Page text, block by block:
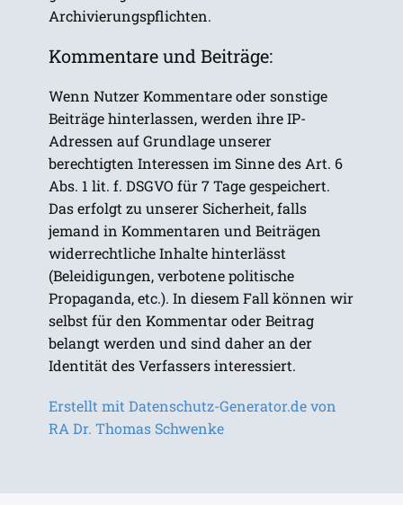
Archivierungspflichten.
Kommentare und Beiträge:
Wenn Nutzer Kommentare oder sonstige
Beiträge hinterlassen, werden ihre IP-
Adressen auf Grundlage unserer
berechtigten Interessen im Sinne des Art. 6
Abs. 1 lit. f. DSGVO für 7 Tage gespeichert.
Das erfolgt zu unserer Sicherheit, falls
jemand in Kommentaren und Beiträgen
widerrechtliche Inhalte hinterlässt
(Beleidigungen, verbotene politische
Propaganda, etc.). In diesem Fall können wir
selbst für den Kommentar oder Beitrag
belangt werden und sind daher an der
Identität des Verfassers interessiert.
Erstellt mit Datenschutz-Generator.de von
RA Dr. Thomas Schwenke